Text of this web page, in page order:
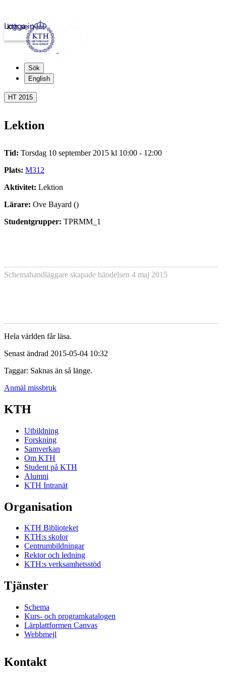
kth.se
Logga in
Sök
English
HT 2015
Lektion
Tid: Torsdag 10 september 2015 kl 10:00 - 12:00
Plats: M312
Aktivitet: Lektion
Lärare: Ove Bayard ()
Studentgrupper: TPRMM_1
Schemahandläggare skapade händelsen 4 maj 2015
Hela världen får läsa.
Senast ändrad 2015-05-04 10:32
Taggar: Saknas än så länge.
Anmäl missbruk
KTH
Utbildning
Forskning
Samverkan
Om KTH
Student på KTH
Alumni
KTH Intranät
Organisation
KTH Biblioteket
KTH:s skolor
Centrumbildningar
Rektor och ledning
KTH:s verksamhetsstöd
Tjänster
Schema
Kurs- och programkatalogen
Lärplattformen Canvas
Webbmejl
Kontakt